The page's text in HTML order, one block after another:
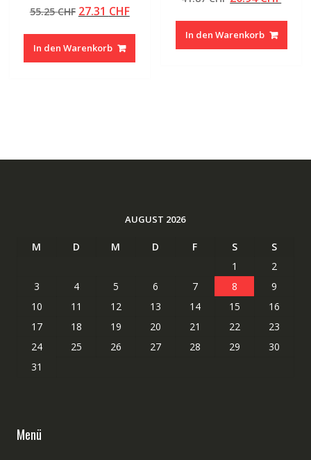
5.00
von 5
55.25CHF Ursprünglicher
war:
55.25 CHF
27.31 CHFAktueller
In den Warenkorb
von 5
war:
41.87 CHF
In den Warenkorb
AUGUST 2026
M D M D F S
S
1
2
3
4 5 6 7 8
9
10
11 12 13 14 15
16
17
18 19 20 21 22
23
24
25 26 27 28 29
30
31
Menü